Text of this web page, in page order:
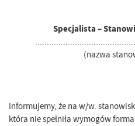
Specjalista –
(nazwa
Informujemy, że na w/w.
która nie spełniła wymogów